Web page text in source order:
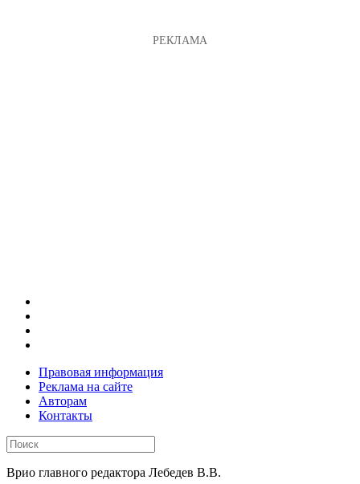
Правовая информация
Реклама на сайте
Авторам
Контакты
Врио главного редактора Лебедев В.В.